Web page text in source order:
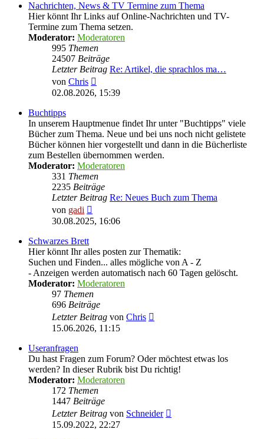
Nachrichten, News & TV Termine zum Thema
Hier könnt Ihr Links auf Online-Nachrichten und TV-
Termine zum Thema setzen.
Moderator: Moderatoren
995 Themen
24507 Beiträge
Letzter Beitrag Re: Artikel, die sprachlos ma…
von Chris
Beitrag
02.08.2026, 15:39
Buchtipps
In unserem Hauptmenue findet Ihr unter "Buchtipps" viele
Bücher zum Thema. Neue und bei uns noch nicht gelistete
Bücher können hier vorgestellt und dann in die Bücherliste
zum Bestellen übernommen werden.
Moderator: Moderatoren
331 Themen
2235 Beiträge
Letzter Beitrag Re: Neues Buch zum Thema
von gadi
Beitrag
30.08.2025, 16:06
Schwarzes Brett
Hier könnt Ihr alles posten zur Thematik:
Suchen und Finden... alles mögliche von A - Z
- Anzeigen werden automatisch nach 60 Tagen gelöscht.
Moderator: Moderatoren
97 Themen
696 Beiträge
Letzter Beitrag von Chris
15.06.2026, 11:15
Useranfragen
Du hast Fragen zum Forum? Oder möchtest etwas los
werden? In dieser Rubrik bist Du richtig!
Moderator: Moderatoren
172 Themen
1447 Beiträge
Letzter Beitrag von Schneider
15.09.2022, 22:27